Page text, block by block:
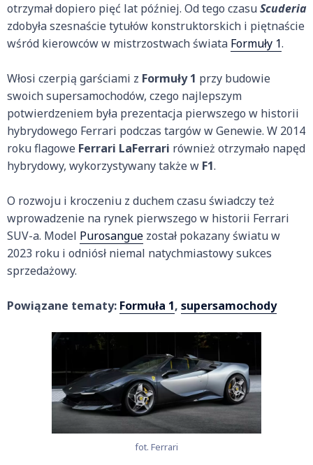
otrzymał dopiero pięć lat później. Od tego czasuScuderia
zdobyła szesnaście tytułów konstruktorskich i piętnaście
wśród kierowców w mistrzostwach świata Formuły 1.
Włosi czerpią garściami z Formuły 1 przy budowie
swoich supersamochodów, czego najlepszym
potwierdzeniem była prezentacja pierwszego w historii
hybrydowego Ferrari podczas targów w Genewie. W 2014
roku flagowe Ferrari LaFerrari również otrzymało napęd
hybrydowy, wykorzystywany także w F1.
O rozwoju i kroczeniu z duchem czasu świadczy też
wprowadzenie na rynek pierwszego w historii Ferrari
SUV-a. Model Purosangue został pokazany światu w
2023 roku i odniósł niemal natychmiastowy sukces
sprzedażowy.
Powiązane tematy: Formuła 1, supersamochody
fot. Ferrari